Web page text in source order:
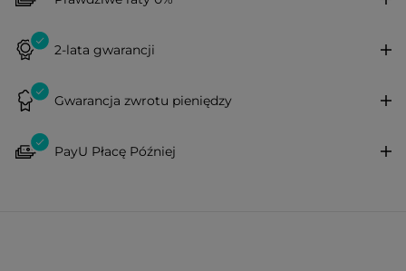
2-lata gwarancji
Gwarancja zwrotu pieniędzy
PayU Płacę Później